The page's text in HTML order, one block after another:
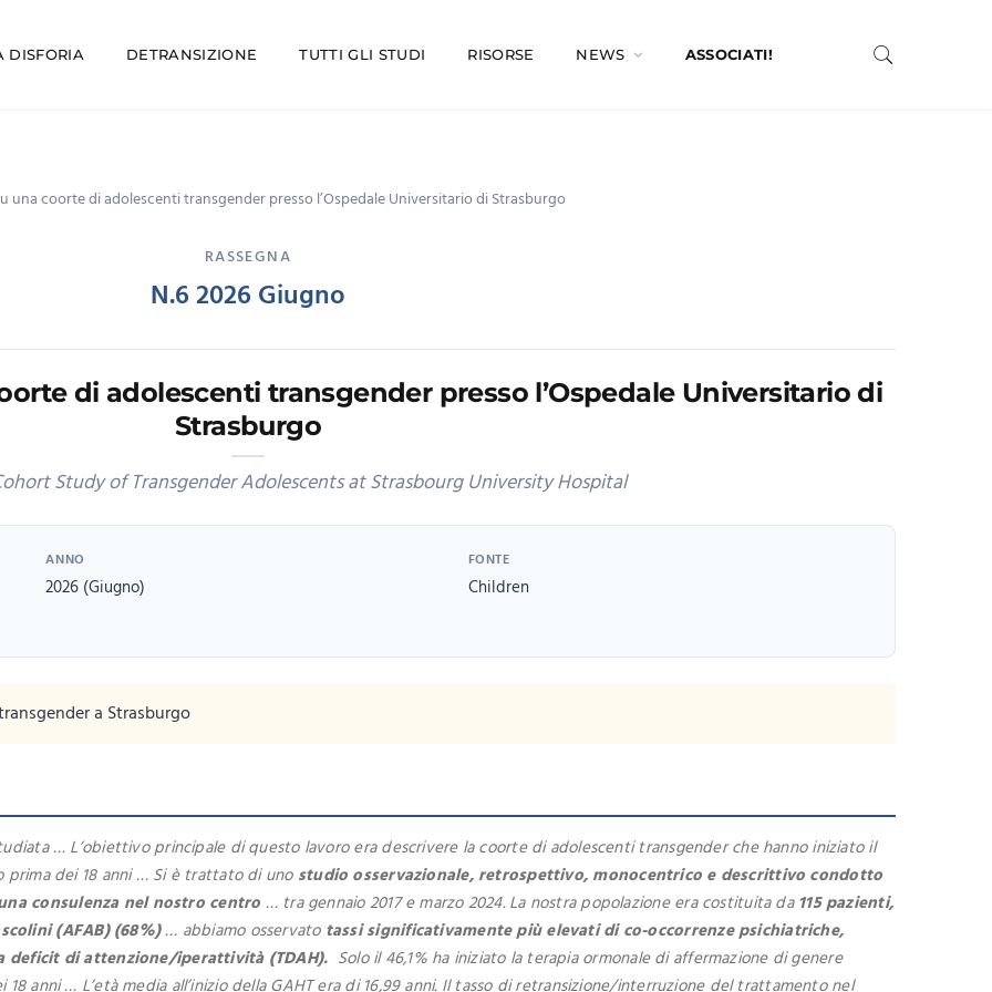
DISFORIA DETRANSIZIONE TUTTI GLI STUDI RISORSE NEWS ASSOCIATI!
una coorte di adolescenti transgender presso l’Ospedale Universitario di Strasburgo
RASSEGNA
N.6 2026 Giugno
di adolescenti transgender presso l’Ospedale Universitario di
Strasburgo
Study of Transgender Adolescents at Strasbourg University Hospital
ANNO
2026 (Giugno)
FONTE
Children
a Strasburgo
… L’obiettivo principale di questo lavoro era descrivere la coorte di adolescenti transgender che hanno iniziato il
prima dei 18 anni … Si è trattato di uno studio osservazionale, retrospettivo, monocentrico e descrittivo condotto
consulenza nel nostro centro … tra gennaio 2017 e marzo 2024. La nostra popolazione era costituita da115 pazienti,
(AFAB) (68%)… abbiamo osservato tassi significativamente più elevati di co-occorrenze psichiatriche,
di attenzione/iperattività (TDAH). Solo il 46,1% ha iniziato la terapia ormonale di affermazione di genere
anni … L’età media all’inizio della GAHT era di 16,99 anni. Il tasso di retransizione/interruzione del trattamento nel